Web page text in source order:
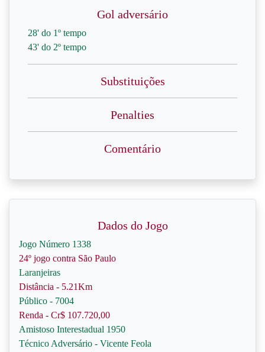
Gol adversário
28' do 1º tempo
43' do 2º tempo
Substituições
Penalties
Comentário
Dados do Jogo
Jogo Número 1338
24º jogo contra São Paulo
Laranjeiras
Distância - 5.21Km
Público - 7004
Renda - Cr$ 107.720,00
Amistoso Interestadual 1950
Técnico Adversário - Vicente Feola